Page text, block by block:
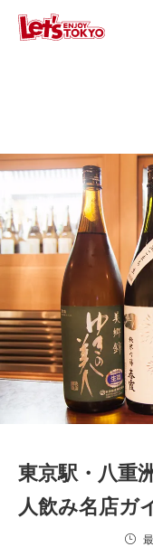
東京駅・八重
人飲み名店ガ